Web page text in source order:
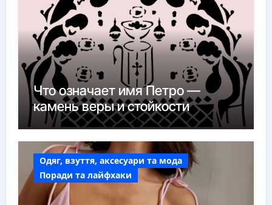
Что означает имя Петро —
камень веры и стойкости
Одяг, взуття, аксесуари та мода
Поради та лайфхаки